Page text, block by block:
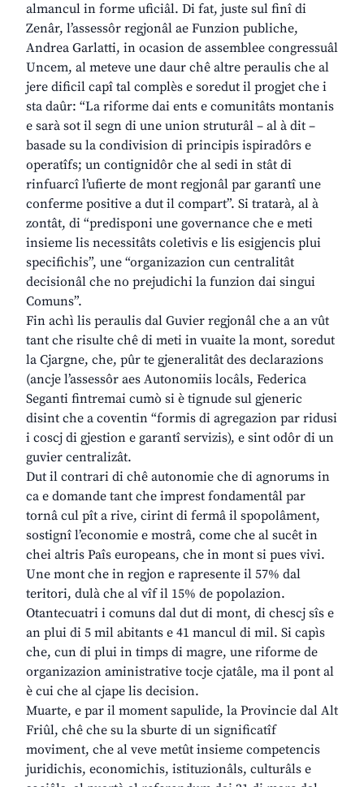
almancul in forme uficiâl. Di fat, juste sul finî di
Zenâr, l’assessôr regjonâl ae Funzion publiche,
Andrea Garlatti, in ocasion de assemblee congressuâl
Uncem, al meteve une daur chê altre peraulis che al
jere dificil capî tal complès e soredut il progjet che i
sta daûr: “La riforme dai ents e comunitâts montanis
e sarà sot il segn di une union struturâl – al à dit –
basade su la condivision di principis ispiradôrs e
operatîfs; un contignidôr che al sedi in stât di
rinfuarcî l’ufierte de mont regjonâl par garantî une
conferme positive a dut il compart”. Si tratarà, al à
zontât, di “predisponi une governance che e meti
insieme lis necessitâts coletivis e lis esigjencis plui
specifichis”, une “organizazion cun centralitât
decisionâl che no prejudichi la funzion dai singui
Comuns”.
Fin achì lis peraulis dal Guvier regjonâl che a an vût
tant che risulte chê di meti in vuaite la mont, soredut
la Cjargne, che, pûr te gjeneralitât des declarazions
(ancje l’assessôr aes Autonomiis locâls, Federica
Seganti fintremai cumò si è tignude sul gjeneric
disint che a coventin “formis di agregazion par ridusi
i coscj di gjestion e garantî servizis), e sint odôr di un
guvier centralizât.
Dut il contrari di chê autonomie che di agnorums in
ca e domande tant che imprest fondamentâl par
tornâ cul pît a rive, cirint di fermâ il spopolâment,
sostignî l’economie e mostrâ, come che al sucêt in
chei altris Paîs europeans, che in mont si pues vivi.
Une mont che in regjon e rapresente il 57% dal
teritori, dulà che al vîf il 15% de popolazion.
Otantecuatri i comuns dal dut di mont, di chescj sîs e
an plui di 5 mil abitants e 41 mancul di mil. Si capìs
che, cun di plui in timps di magre, une riforme de
organizazion aministrative tocje cjatâle, ma il pont al
è cui che al cjape lis decision.
Muarte, e par il moment sapulide, la Provincie dal Alt
Friûl, chê che su la sburte di un significatîf
moviment, che al veve metût insieme competencis
juridichis, economichis, istituzionâls, culturâls e